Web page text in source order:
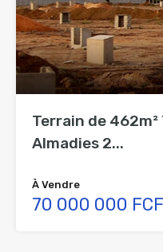
Terrain de 462m²
Almadies 2...
À Vendre
70 000 000